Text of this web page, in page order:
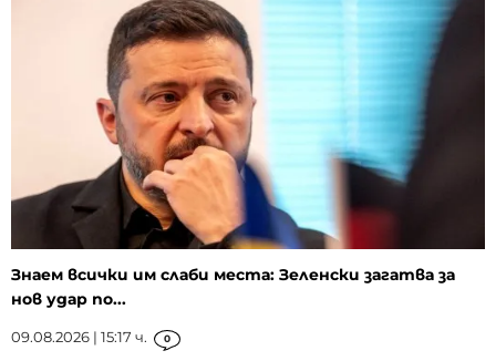
Знаем всички им слаби места: Зеленски загатва за
нов удар по...
09.08.2026 | 15:17 ч. 0